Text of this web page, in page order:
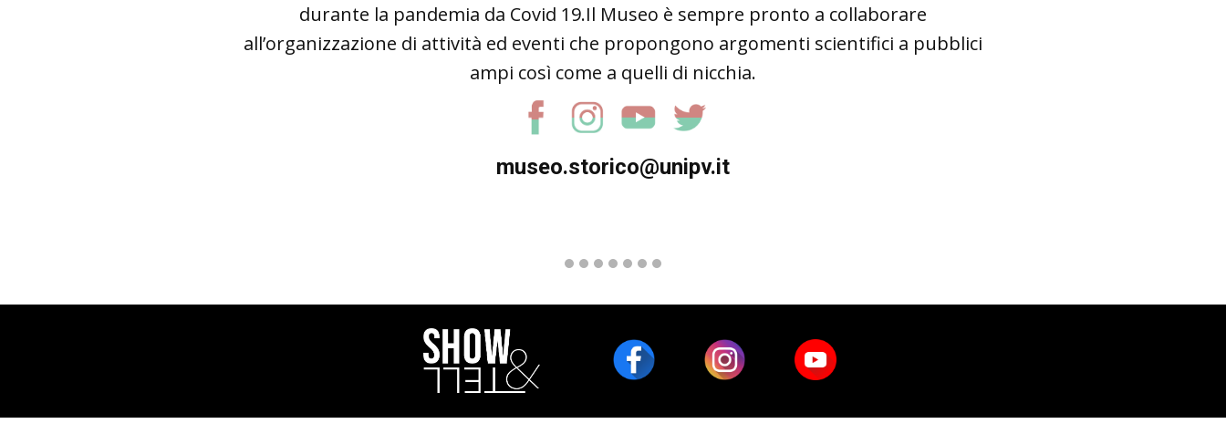
durante la pandemia da Covid 19.Il Museo è sempre pronto a collaborare
all’organizzazione di attività ed eventi che propongono argomenti scientifici a pubblici
ampi così come a quelli di nicchia.
museo.storico@unipv.it